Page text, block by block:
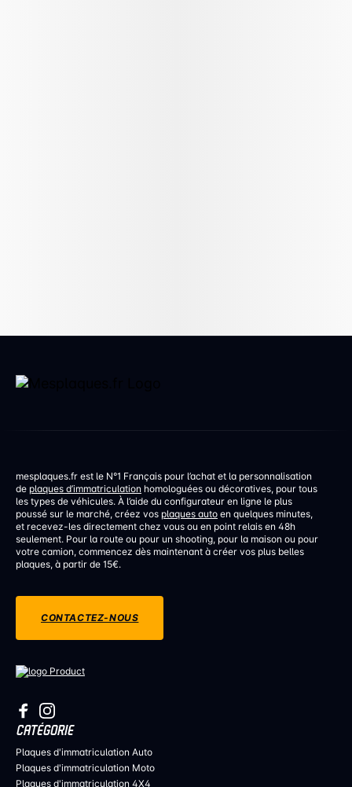
mesplaques.fr est le N°1 Français pour l’achat et la personnalisation
de plaques d’immatriculation homologuées ou décoratives, pour tous
les types de véhicules. À l’aide du configurateur en ligne le plus
poussé sur le marché, créez vos plaques auto en quelques minutes,
et recevez-les directement chez vous ou en point relais en 48h
seulement. Pour la route ou pour un shooting, pour la maison ou pour
votre camion, commencez dès maintenant à créer vos plus belles
plaques, à partir de 15€.
CONTACTEZ-NOUS
CATÉGORIE
Plaques d'immatriculation Auto
Plaques d'immatriculation Moto
Plaques d'immatriculation 4X4